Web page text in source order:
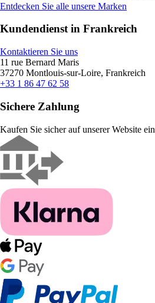
Entdecken Sie alle unsere Marken
Kundendienst in Frankreich
Kontaktieren Sie uns
11 rue Bernard Maris
37270 Montlouis-sur-Loire, Frankreich
+33 1 86 47 62 58
Sichere Zahlung
Kaufen Sie sicher auf unserer Website ein